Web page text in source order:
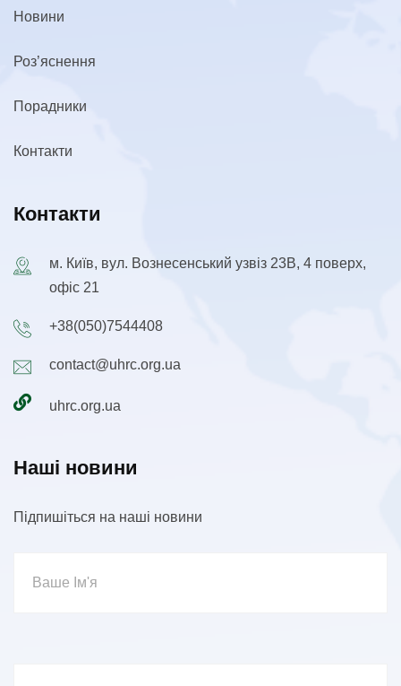
Новини
Роз’яснення
Порадники
Контакти
Контакти
м. Київ, вул. Вознесенський узвіз 23В, 4 поверх,
офіс 21
+38(050)7544408
contact@uhrc.org.ua
uhrc.org.ua
Наші новини
Підпишіться на наші новини